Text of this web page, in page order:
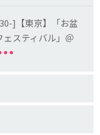
]【東京】「お盆
スティバル」＠